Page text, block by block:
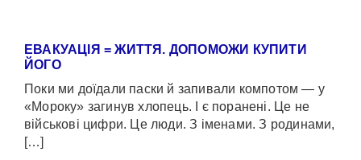
ЕВАКУАЦІЯ = ЖИТТЯ. ДОПОМОЖИ КУПИТИ
ЙОГО
Поки ми доїдали паски й запивали компотом — у
«Мороку» загинув хлопець. І є поранені. Це не
військові цифри. Це люди. З іменами. З родинами,
[…]